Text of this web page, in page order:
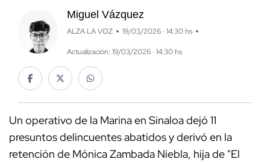
Miguel Vázquez
ALZA LA VOZ 19/03/2026 · 14:30 hs
Actualización: 19/03/2026 · 14:30 hs
Un operativo de la Marina en Sinaloa dejó 11
presuntos delincuentes abatidos y derivó en la
retención de Mónica Zambada Niebla, hija de "El